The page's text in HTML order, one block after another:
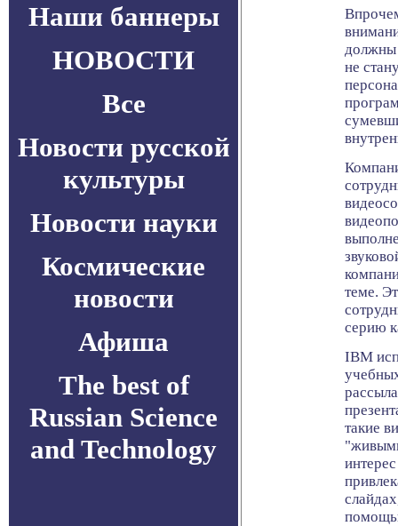
Наши баннеры
НОВОСТИ
Все
Новости русской
культуры
Новости науки
Космические
новости
Афиша
The best of
Russian Science
and Technology
должны
не
теме.
серию
IBM
такие